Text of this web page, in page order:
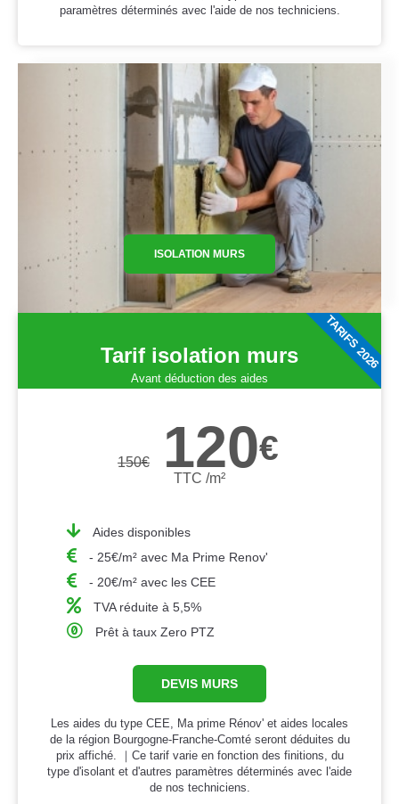
paramètres déterminés avec l'aide de nos techniciens.
ISOLATION MURS
Tarif isolation murs
Avant déduction des aides
150€ 120€
TTC /m²
Aides disponibles
- 25€/m² avec Ma Prime Renov'
- 20€/m² avec les CEE
TVA réduite à 5,5%
Prêt à taux Zero PTZ
DEVIS MURS
Les aides du type CEE, Ma prime Rénov' et aides locales
de la région Bourgogne-Franche-Comté seront déduites du
prix affiché. ｜Ce tarif varie en fonction des finitions, du
type d'isolant et d'autres paramètres déterminés avec l'aide
de nos techniciens.
TARIFS 2026